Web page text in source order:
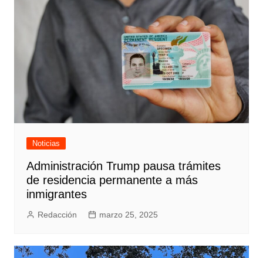
Noticias
Administración Trump pausa trámites
de residencia permanente a más
inmigrantes
Redacción marzo 25, 2025